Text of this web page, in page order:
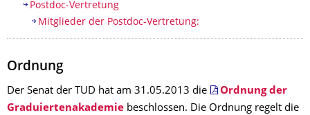
Postdoc-Vertretung
Mitglieder der Postdoc-Vertretung:
Ordnung
Der Senat der TUD hat am 31.05.2013 die
Ordnung der
Graduiertenakademie beschlossen. Die Ordnung regelt die